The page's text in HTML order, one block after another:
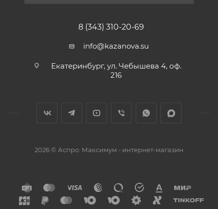
8 (343) 310-20-69
info@kazanova.su
Екатеринбург, ул. Чебышева 4, оф.
216
2026 © Аспро: Максимум - интернет-магазин